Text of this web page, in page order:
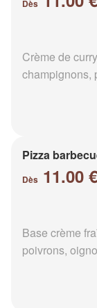
Dès
Crème de
champignons,
Pizza
Dès 11.00 €
Base crème
poivrons,